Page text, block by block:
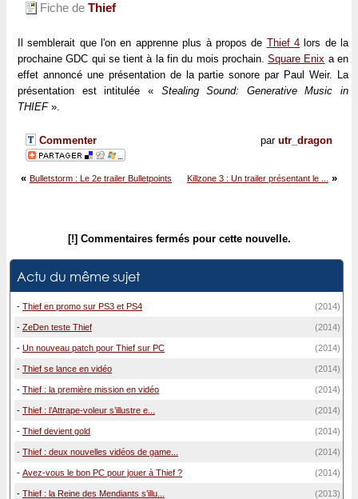
Fiche de Thief
Il semblerait que l'on en apprenne plus à propos de Thief 4lors de la
prochaine GDC qui se tient à la fin du mois prochain.Square Enix a en
effet annoncé une présentation de la partie sonore par Paul Weir. La
présentation est intitulée « Stealing Sound: Generative Music in
THIEF».
par utr_dragon
Commenter
Killzone 3 : Un trailer présentant le ... »
« Bulletstorm : Le 2e trailer Bulletpoints
[!] Commentaires fermés pour cette nouvelle.
Actu du même sujet
- Thief en promo sur PS3 et PS4 (2014)
- ZeDen teste Thief (2014)
- Un nouveau patch pour Thief sur PC (2014)
- Thief se lance en vidéo (2014)
- Thief : la première mission en vidéo (2014)
- Thief : l’Attrape-voleur s’illustre e... (2014)
- Thief devient gold (2014)
- Thief : deux nouvelles vidéos de game... (2014)
- Avez-vous le bon PC pour jouer à Thief ? (2014)
- Thief : la Reine des Mendiants s’illu... (2013)